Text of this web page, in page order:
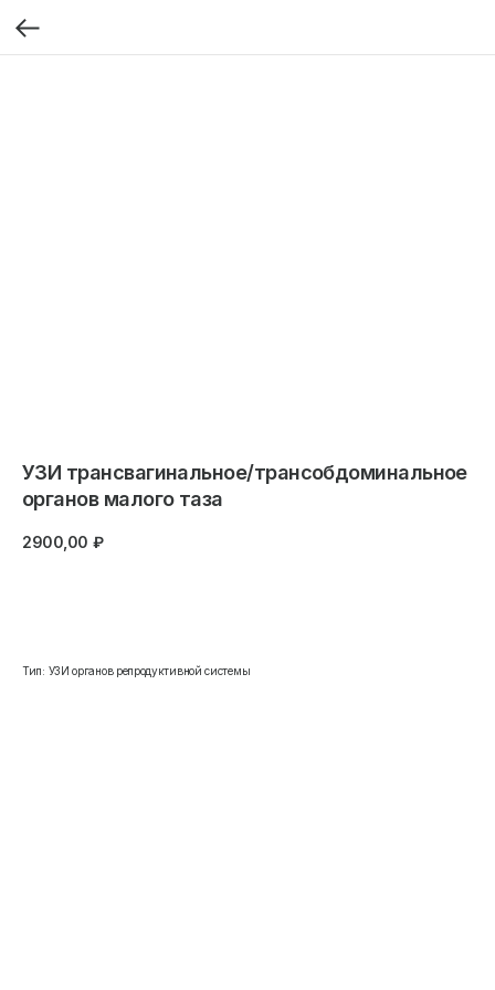
УЗИ трансвагинальное/трансобдоминальное
органов малого таза
2900,00 ₽
Тип: УЗИ органов репродуктивной системы